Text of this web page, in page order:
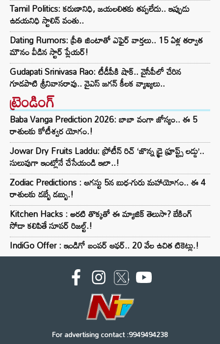
Tamil Politics: కరుణానిధి, జయలలితకు తప్పలేదు.. ఇప్పుడు
ఉదయనిధి స్టాలిన్ వంతు..
Dating Rumors: ప్రీతి జింటాతో ఎఫైర్ వార్తలు.. 15 ఏళ్ల తర్వాత
మౌనం వీడిన స్టార్ ప్లేయర్!
Gudapati Srinivasa Rao: టీడీపీకి షాక్‌.. వైసీపీలో చేరిన
గూడపాటి శ్రీనివాసరావు.. వైఎస్‌ జగన్‌ కీలక వ్యాఖ్యలు..
ట్రెండింగ్‌
Baba Vanga Prediction 2026: బాబా వంగా జోస్యం.. ఈ 5
రాశులకు కోటీశ్వర యోగం.!
Jowar Dry Fruits Laddu: ప్రోటీన్ రిచ్ ‘జొన్న డ్రై ఫ్రూప్ట్స్ లడ్డు’..
సులువుగా ఇంట్లోనే చేసేయండి ఇలా..!
Zodiac Predictions : ఆగస్టు 5న బుధ-గురు మహాయోగం.. ఈ 4
రాశులకు డబ్బే డబ్బు.!
Kitchen Hacks : అరటి తొక్కతో ఈ మ్యాజిక్ తెలుసా? బేకింగ్
సోడా కలిపితే సూపర్ రిజల్ట్.!
IndiGo Offer : ఇండిగో బంపర్ ఆఫర్.. 20 వేల ఉచిత టికెట్లు.!
For advertising contact :9949494238